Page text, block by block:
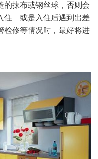
的抹布或钢丝球，否则会
住，或是入住后遇到出差
检修等情况时，最好将进